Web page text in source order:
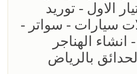
الاول - توريد
سيارات - سواتر -
0500559613 - انشاء الهناجر
بالرياض